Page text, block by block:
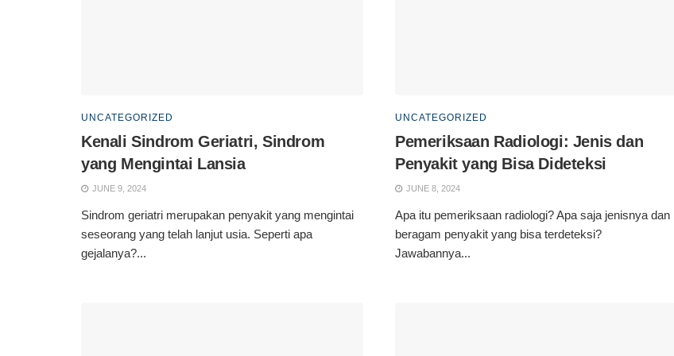
UNCATEGORIZED
Kenali Sindrom Geriatri, Sindrom
yang Mengintai Lansia
JUNE 9, 2024
Sindrom geriatri merupakan penyakit yang mengintai
seseorang yang telah lanjut usia. Seperti apa
gejalanya?...
UNCATEGORIZED
Pemeriksaan Radiologi: Jenis dan
Penyakit yang Bisa Dideteksi
JUNE 8, 2024
Apa itu pemeriksaan radiologi? Apa saja jenisnya dan
beragam penyakit yang bisa terdeteksi?
Jawabannya...